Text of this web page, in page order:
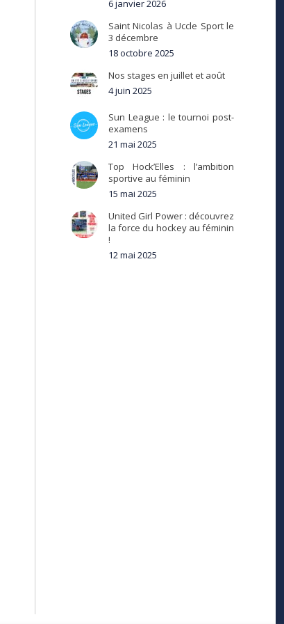
6 janvier 2026
Saint Nicolas à Uccle Sport le
3 décembre
18 octobre 2025
Nos stages en juillet et août
4 juin 2025
Sun League : le tournoi post-
examens
21 mai 2025
Top Hock’Elles : l’ambition
sportive au féminin
15 mai 2025
United Girl Power : découvrez
la force du hockey au féminin
!
12 mai 2025